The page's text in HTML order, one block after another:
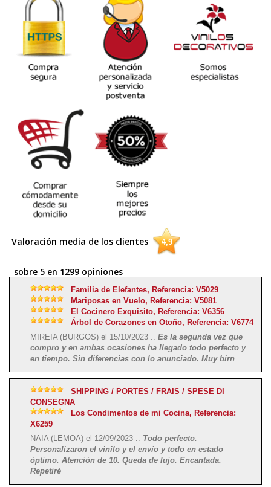
Valoración media de los clientes 4,9
sobre 5 en 1299 opiniones
Familia de Elefantes, Referencia: V5029
Mariposas en Vuelo, Referencia: V5081
El Cocinero Exquisito, Referencia: V6356
Árbol de Corazones en Otoño, Referencia: V6774
MIREIA (BURGOS) el 15/10/2023 .. Es la segunda vez que
compro y en ambas ocasiones ha llegado todo perfecto y
en tiempo. Sin diferencias con lo anunciado. Muy birn
SHIPPING / PORTES / FRAIS / SPESE DI
CONSEGNA
Los Condimentos de mi Cocina, Referencia:
X6259
NAIA (LEMOA) el 12/09/2023 .. Todo perfecto.
Personalizaron el vinilo y el envío y todo en estado
óptimo. Atención de 10. Queda de lujo. Encantada.
Repetiré